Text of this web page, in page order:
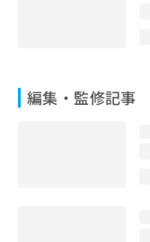
編集・監修記事